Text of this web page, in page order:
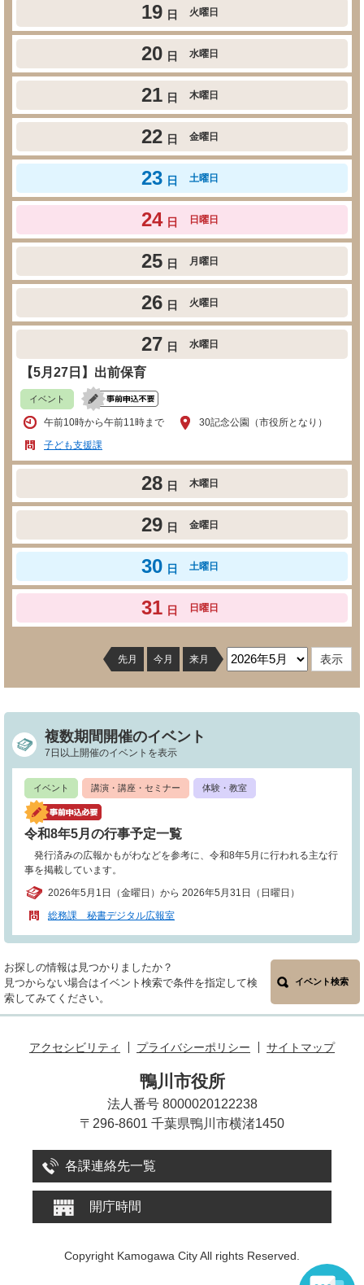
19 日 火曜日
20 日 水曜日
21 日 木曜日
22 日 金曜日
23 日 土曜日
24 日 日曜日
25 日 月曜日
26 日 火曜日
27 日 水曜日
【5月27日】出前保育
イベント
午前10時から午前11時まで
30記念公園（市役所となり）
子ども支援課
28 日 木曜日
29 日 金曜日
30 日 土曜日
31 日 日曜日
先月 今月 来月
複数期間開催のイベント
7日以上開催のイベントを表示
イベント 講演・講座・セミナー 体験・教室
令和8年5月の行事予定一覧
発行済みの広報かもがわなどを参考に、令和8年5月に行われる主な行
事を掲載しています。
2026年5月1日（金曜日）から 2026年5月31日（日曜日）
総務課 秘書デジタル広報室
お探しの情報は見つかりましたか？
見つからない場合はイベント検索で条件を指定して検
索してみてください。
イベント検索
アクセシビリティ プライバシーポリシー サイトマップ
鴨川市役所
法人番号 8000020122238
〒296-8601 千葉県鴨川市横渚1450
各課連絡先一覧
開庁時間
Copyright Kamogawa City All rights Reserved.